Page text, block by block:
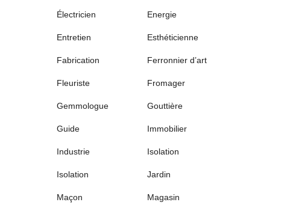
Électricien Energie
Entretien Esthéticienne
Fabrication Ferronnier d’art
Fleuriste Fromager
Gemmologue Gouttière
Guide Immobilier
Industrie Isolation
Isolation Jardin
Maçon Magasin